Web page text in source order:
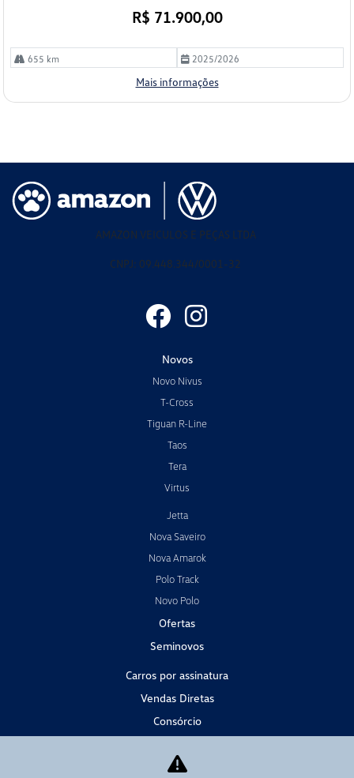
R$ 71.900,00
655 km 2025/2026
Mais informações
AMAZON VEICULOS E PEÇAS LTDA
CNPJ: 09.448.344/0001-32
Novos
Novo Nivus
T-Cross
Tiguan R-Line
Taos
Tera
Virtus
Jetta
Nova Saveiro
Nova Amarok
Polo Track
Novo Polo
Ofertas
Seminovos
Carros por assinatura
Vendas Diretas
Consórcio
Agendar Serviços